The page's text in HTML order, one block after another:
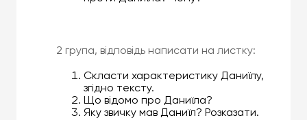
2 група, відповідь написати на листку:
Скласти характеристику Даниїлу,
згідно тексту.
Що відомо про Даниїла?
Яку звичку мав Даниїл? Розказати.